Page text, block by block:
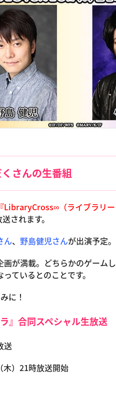
さんの生番組
LibraryCross∞（ライブラリ
されます。
ん、 野島健児さんが出演予定。
が満載。どちらかのゲーム
ているとのことです。
に！
』合同スペシャル生放送
送
木）21時放送開始